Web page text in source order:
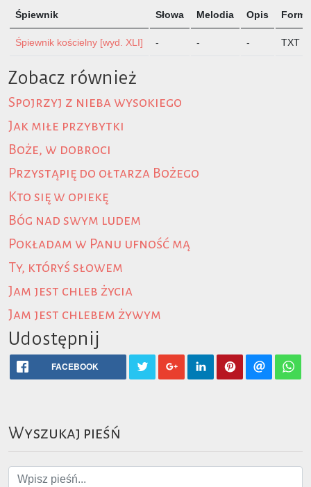
Śpiewnik Słowa Melodia Opis
Śpiewnik kościelny [wyd. XLI] - - - TXT
Zobacz również
Spojrzyj z nieba wysokiego
Jak miłe przybytki
Boże, w dobroci
Przystąpię do ołtarza Bożego
Kto się w opiekę
Bóg nad swym ludem
Pokładam w Panu ufność mą
Ty, któryś słowem
Jam jest chleb życia
Jam jest chlebem żywym
Udostępnij
FACEBOOK
Wyszukaj pieśń